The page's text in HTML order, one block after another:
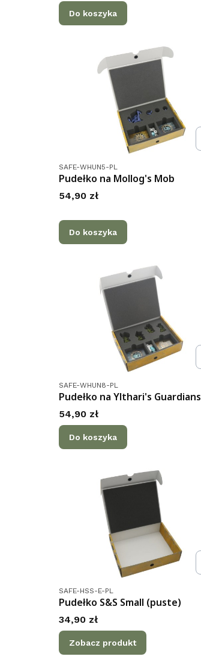
Do koszyka
Kod produktu
SAFE-WHUN5-PL
Pudełko na Mollog's Mob
Cena
54,90 zł
Do koszyka
Kod produktu
SAFE-WHUN8-PL
Pudełko na Ylthari's Guardians
Cena
54,90 zł
Do koszyka
Kod produktu
SAFE-HSS-E-PL
Pudełko S&S Small (puste)
Cena
34,90 zł
Zobacz produkt